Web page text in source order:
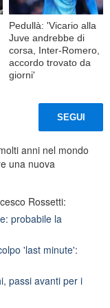
Pedullà: 'Vicario alla
Juve andrebbe di
corsa, Inter-Romero,
accordo trovato da
giorni'
SEGUI
anni nel mondo
una nuova
Rossetti:
probabile la
'last minute':
passi avanti per i